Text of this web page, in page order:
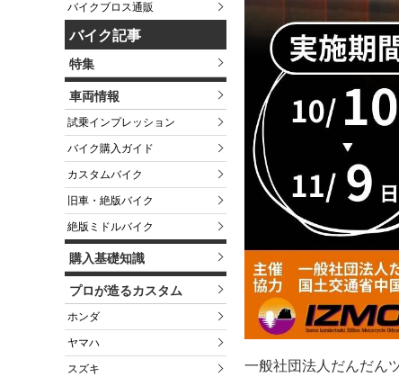
バイクブロス通販
バイク記事
特集
車両情報
試乗インプレッション
バイク購入ガイド
カスタムバイク
旧車・絶版バイク
絶版ミドルバイク
購入基礎知識
プロが造るカスタム
ホンダ
ヤマハ
スズキ
一般社団法人だんだん